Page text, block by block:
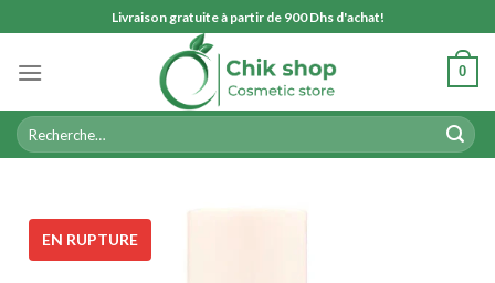
to
content
Livraison gratuite à partir de 900 Dhs d'achat!
0
Recherche
pour :
EN RUPTURE